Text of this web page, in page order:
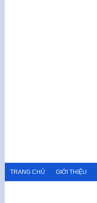
TRANG CHỦ GIỚI THIỆU